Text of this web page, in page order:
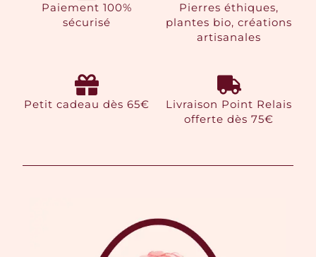
Paiement 100%
sécurisé
Pierres éthiques,
plantes bio, créations
artisanales
Petit cadeau dès 65€
Livraison Point Relais
offerte dès 75€